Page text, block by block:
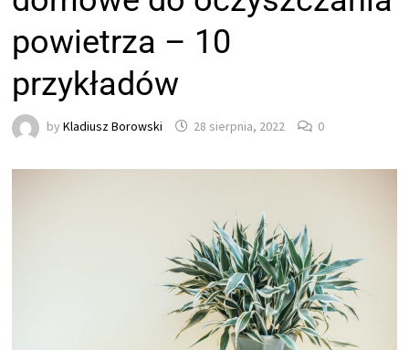
powietrza – 10
przykładów
byKladiusz Borowski 28 sierpnia, 2022 0